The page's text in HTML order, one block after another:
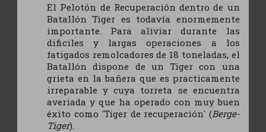
El Pelotón de Recuperación dentro de un
Batallón Tiger es todavía enormemente
importante. Para aliviar durante las
dificiles y largas operaciones a los
fatigados remolcadores de 18 toneladas, el
Batallón dispone de un Tiger con una
grieta en la bañera que es practicamente
irreparable y cuya torreta se encuentra
averiada y que ha operado con muy buen
éxito como 'Tiger de recuperación' (Berge-
Tiger).